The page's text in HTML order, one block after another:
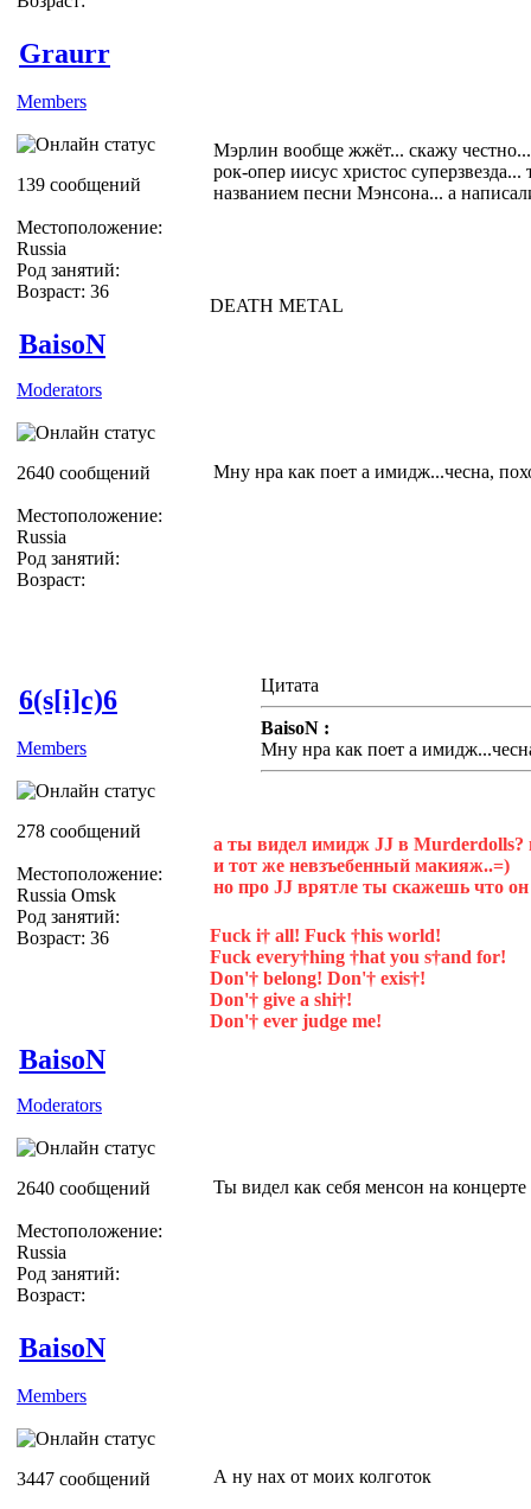
Graurr
Members
139 сообщений
Местоположение:
Russia
Род занятий:
Возраст: 36
Мэрлин вообще жжёт... скажу
рок-опер иисус христос
названием песни Мэнсона... а
DEATH METAL
BaisoN
Moderators
2640 сообщений
Местоположение:
Russia
Род занятий:
Возраст:
Мну нра как поет а имидж...чесна,
6(s[i]c)6
Members
278 сообщений
Местоположение:
Russia Omsk
Род занятий:
Возраст: 36
Цитата
BaisoN :
Мну нра как поет а
а ты видел имидж JJ в Murderdolls?
и тот же невзъебенный макияж..=)
но про JJ врятле ты скажешь что
Fuck i† all! Fuck †his world!
Fuck every†hing †hat you s†and for!
Don'† belong! Don'† exis†!
Don'† give a shi†!
Don'† ever judge me!
BaisoN
Moderators
2640 сообщений
Местоположение:
Russia
Род занятий:
Возраст:
Ты видел как себя менсон на концерте
BaisoN
Members
3447 сообщений А ну нах от моих колготок